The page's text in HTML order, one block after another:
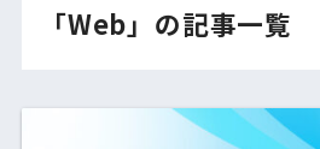
「Web」の記事一覧